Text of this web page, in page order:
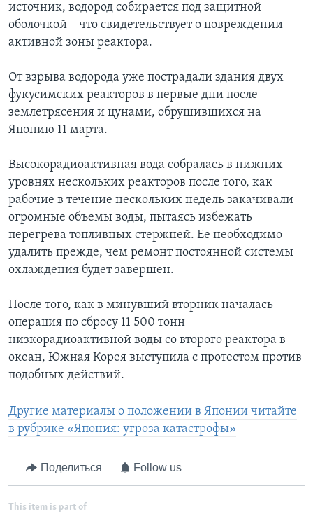
источник, водород собирается под защитной
оболочкой – что свидетельствует о повреждении
активной зоны реактора.
От взрыва водорода уже пострадали здания двух
фукусимских реакторов в первые дни после
землетрясения и цунами, обрушившихся на
Японию 11 марта.
Высокорадиоактивная вода собралась в нижних
уровнях нескольких реакторов после того, как
рабочие в течение нескольких недель закачивали
огромные объемы воды, пытаясь избежать
перегрева топливных стержней. Ее необходимо
удалить прежде, чем ремонт постоянной системы
охлаждения будет завершен.
После того, как в минувший вторник началась
операция по сбросу 11 500 тонн
низкорадиоактивной воды со второго реактора в
океан, Южная Корея выступила с протестом против
подобных действий.
Другие материалы о положении в Японии читайте
в рубрике «Япония: угроза катастрофы»
Поделиться Follow us
This item is part of